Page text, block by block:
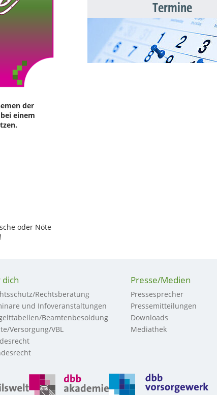
der
einem
oder Nöte
Termine
dich
Rechtsberatung
und Infoveranstaltungen
Beamtenbesoldung
Versorgung/VBL
Presse/Medien
Pressesprecher
Pressemitteilungen
Downloads
Mediathek